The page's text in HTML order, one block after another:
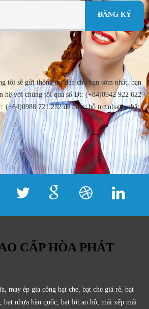
tôi sẽ gửi thông tin đến cho bạn sớm nhất, bạn
hệ với chúng tôi qua số Đt: (+84)0942 922 622
(+84)0988.721.232 để được hỗ trợ nhanh nhất.
CẤP HÒA PHÁT
may ép gia công bạt che, bạt che giá rẻ, bạt
bạt nhựa hàn quốc, bạt lót ao hồ, mái xếp mái